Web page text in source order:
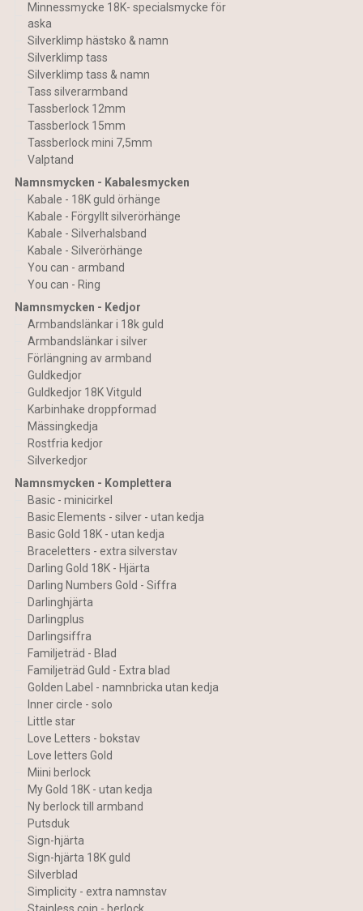
Minnessmycke 18K- specialsmycke för
aska
Silverklimp hästsko & namn
Silverklimp tass
Silverklimp tass & namn
Tass silverarmband
Tassberlock 12mm
Tassberlock 15mm
Tassberlock mini 7,5mm
Valptand
Namnsmycken - Kabalesmycken
Kabale - 18K guld örhänge
Kabale - Förgyllt silverörhänge
Kabale - Silverhalsband
Kabale - Silverörhänge
You can - armband
You can - Ring
Namnsmycken - Kedjor
Armbandslänkar i 18k guld
Armbandslänkar i silver
Förlängning av armband
Guldkedjor
Guldkedjor 18K Vitguld
Karbinhake droppformad
Mässingkedja
Rostfria kedjor
Silverkedjor
Namnsmycken - Komplettera
Basic - minicirkel
Basic Elements - silver - utan kedja
Basic Gold 18K - utan kedja
Braceletters - extra silverstav
Darling Gold 18K - Hjärta
Darling Numbers Gold - Siffra
Darlinghjärta
Darlingplus
Darlingsiffra
Familjeträd - Blad
Familjeträd Guld - Extra blad
Golden Label - namnbricka utan kedja
Inner circle - solo
Little star
Love Letters - bokstav
Love letters Gold
Miini berlock
My Gold 18K - utan kedja
Ny berlock till armband
Putsduk
Sign-hjärta
Sign-hjärta 18K guld
Silverblad
Simplicity - extra namnstav